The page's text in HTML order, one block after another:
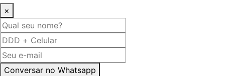
×
Conversar no Whatsapp